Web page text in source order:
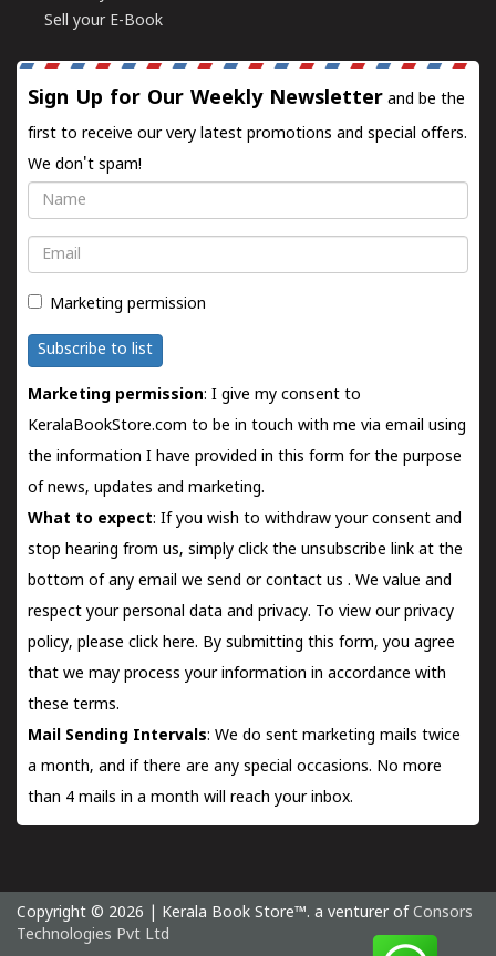
Sell your E-Book
Sign Up for Our Weekly Newsletter and be the
first to receive our very latest promotions and special offers.
We don't spam!
Name
Email
Marketing permission
Subscribe to list
Marketing permission: I give my consent to
KeralaBookStore.com to be in touch with me via email using
the information I have provided in this form for the purpose
of news, updates and marketing.
What to expect: If you wish to withdraw your consent and
stop hearing from us, simply click the unsubscribe link at the
bottom of any email we send orcontact us . We value and
respect your personal data and privacy. To view our privacy
policy, please click here. By submitting this form, you agree
that we may process your information in accordance with
these terms.
Mail Sending Intervals: We do sent marketing mails twice
a month, and if there are any special occasions. No more
than 4 mails in a month will reach your inbox.
Copyright © 2026 | Kerala Book Store™. a venturer of Consors
Technologies Pvt Ltd